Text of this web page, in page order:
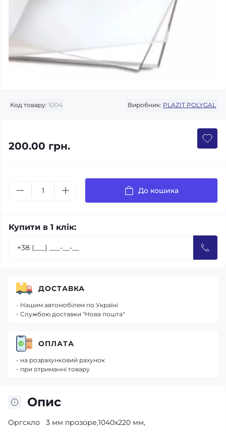
Код товару: 1004 Виробник: PLAZIT POLYGAL
200.00 грн.
До кошика
Купити в 1 клік:
Опис
Оргскло 3 мм прозоре,1040х220 мм,
ДОСТАВКА
- Нашим автомобілем по Україні
- Службою доставки "Нова пошта"
ОПЛАТА
- на розрахунковий рахунок
- при отриманні товару